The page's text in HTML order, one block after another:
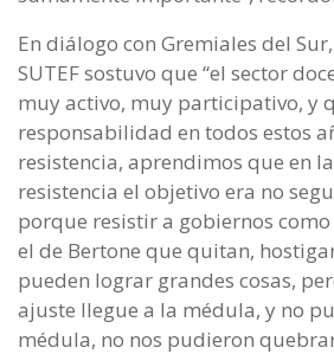
En diálogo con Gremiales del
SUTEF sostuvo que “el sector
muy activo, muy participativo, y
responsabilidad en todos estos
resistencia, aprendimos que en
resistencia el objetivo era no
porque resistir a gobiernos
el de Bertone que quitan,
pueden lograr grandes cosas,
ajuste llegue a la médula, y no
médula, no nos pudieron